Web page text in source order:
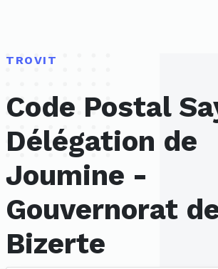
TROVIT
Code Postal
Délégation de
Joumine -
Gouvernorat
Bizerte